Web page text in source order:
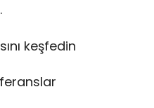
keşfedin